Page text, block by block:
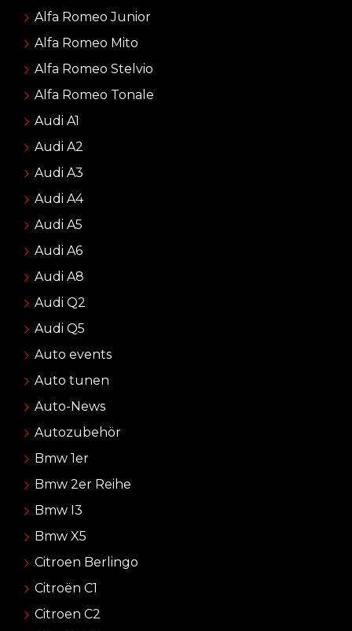
Alfa Romeo Junior
Alfa Romeo Mito
Alfa Romeo Stelvio
Alfa Romeo Tonale
Audi A1
Audi A2
Audi A3
Audi A4
Audi A5
Audi A6
Audi A8
Audi Q2
Audi Q5
Auto events
Auto tunen
Auto-News
Autozubehör
Bmw 1er
Bmw 2er Reihe
Bmw I3
Bmw X5
Citroen Berlingo
Citroën C1
Citroen C2